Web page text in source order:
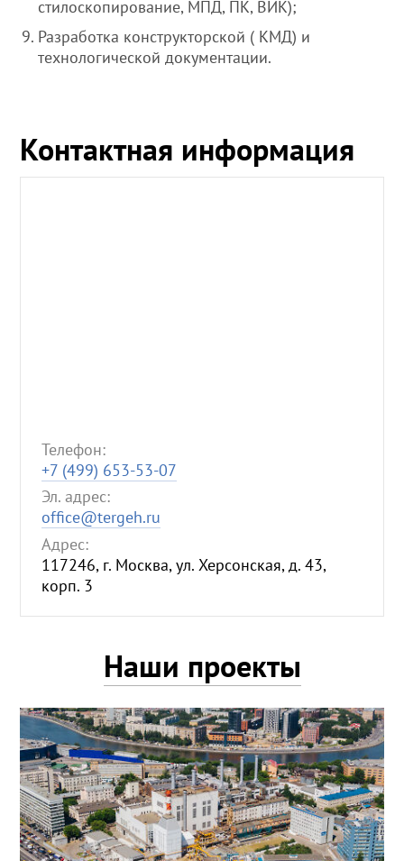
стилоскопирование, МПД, ПК, ВИК);
Разработка конструкторской ( КМД) и
технологической документации.
Контактная информация
Телефон:
+7 (499) 653-53-07
Эл. адрес:
office@tergeh.ru
Адрес:
117246, г. Москва, ул. Херсонская, д. 43,
корп. 3
Наши проекты